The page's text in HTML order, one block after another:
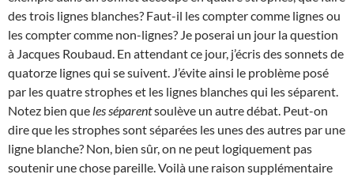
des trois lignes blanches? Faut-il les compter comme lignes ou
les compter comme non-lignes? Je poserai un jour la question
à Jacques Roubaud. En attendant ce jour, j’écris des sonnets de
quatorze lignes qui se suivent. J’évite ainsi le problème posé
par les quatre strophes et les lignes blanches qui les séparent.
Notez bien que les séparentsoulève un autre débat. Peut-on
dire que les strophes sont séparées les unes des autres par une
ligne blanche? Non, bien sûr, on ne peut logiquement pas
soutenir une chose pareille. Voilà une raison supplémentaire